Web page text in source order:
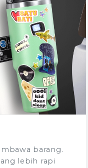
barang.
lebih rapi